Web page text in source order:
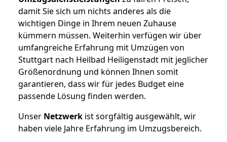
damit Sie sich um nichts anderes als die
wichtigen Dinge in Ihrem neuen Zuhause
kümmern müssen. Weiterhin verfügen wir über
umfangreiche Erfahrung mit Umzügen von
Stuttgart nach Heilbad Heiligenstadt mit jeglicher
Größenordnung und können Ihnen somit
garantieren, dass wir für jedes Budget eine
passende Lösung finden werden.
Unser Netzwerk ist sorgfältig ausgewählt, wir
haben viele Jahre Erfahrung im Umzugsbereich.